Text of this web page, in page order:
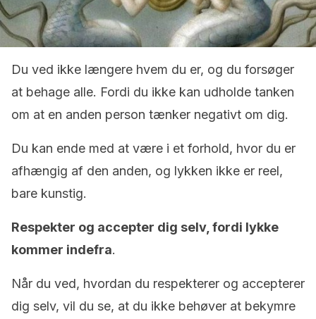
Du ved ikke længere hvem du er, og du forsøger
at behage alle. Fordi du ikke kan udholde tanken
om at en anden person tænker negativt om dig.
Du kan ende med at være i et forhold, hvor du er
afhængig af den anden, og lykken ikke er reel,
bare kunstig.
Respekter og accepter dig selv, fordi lykke
kommer indefra.
Når du ved, hvordan du respekterer og accepterer
dig selv, vil du se, at du ikke behøver at bekymre